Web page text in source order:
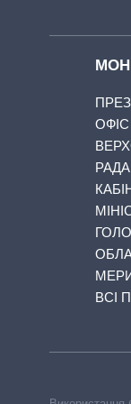
ОФІС
РАДА
ВСІ